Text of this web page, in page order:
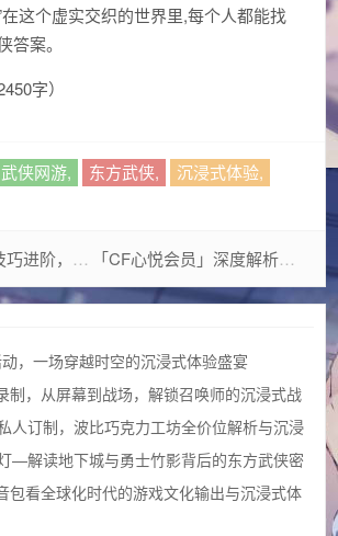
这个虚实交织的世界里,每个人都能找
答案。
字）
武侠网游, 东方武侠,
沉浸式体验,
析与实战加点策略 「CF心悦会员」深度解析，特权玩家如何颠覆FPS游戏生态
，一场穿越时空的沉浸式体验盛宴
制，从屏幕到战场，解锁召唤师的沉浸式战
人订制，波比巧克力工坊全价位解析与沉浸
—解读地下城与勇士竹影背后的东方武侠密
包看全球化时代的游戏文化输出与沉浸式体